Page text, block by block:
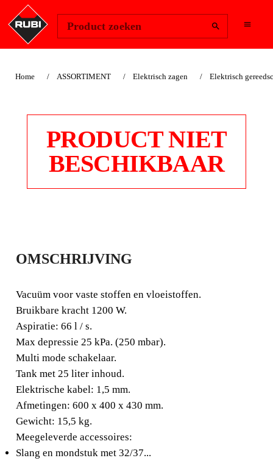
Product zoeken
Home ASSORTIMENT Elektrisch zagen Elektrisch
PRODUCT NIET
BESCHIKBAAR
AS-25 STOFZUIGER
kracht 1200 W. Aspiratie: 66 l / s. Max depressie 25 kPa.
(250 mbar). Multi mode schakelaar. Tank met 25 liter
OMSCHRIJVING
Vacuüm voor vaste stoffen en vloeistoffen.
Bruikbare kracht 1200 W.
Aspiratie: 66 l / s.
Max depressie 25 kPa. (250 mbar).
Multi mode schakelaar.
Tank met 25 liter inhoud.
Elektrische kabel: 1,5 mm.
Afmetingen: 600 x 400 x 430 mm.
Gewicht: 15,5 kg.
Meegeleverde accessoires:
Slang en mondstuk met 32/37...